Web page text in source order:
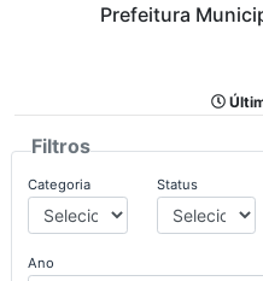
Prefeitura
Filtros
Categoria Status
Ano